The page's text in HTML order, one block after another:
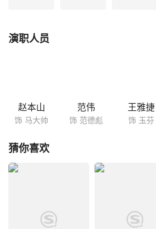
演职人员
赵本山
饰 马大帅
范伟
饰 范德彪
王雅捷
饰 玉芬
猜你喜欢